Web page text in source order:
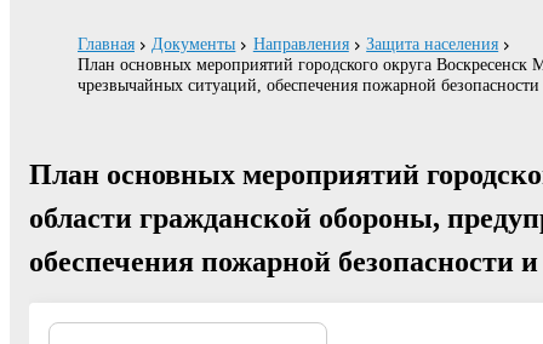
Главная Документы Направления
Защита населения
План основных мероприятий городского округа
чрезвычайных ситуаций, обеспечения пожарной
План основных мероприятий
области гражданской обороны,
обеспечения пожарной безопасности